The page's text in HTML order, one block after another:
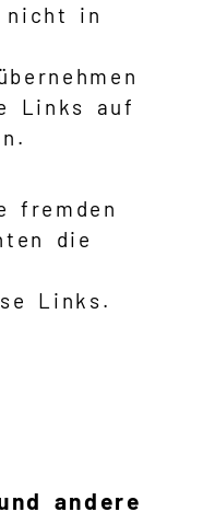
nicht in
Links auf
fremden
die
Links.
andere